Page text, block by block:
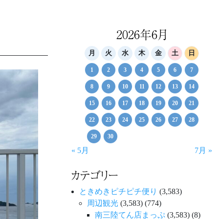
2026年6月
月 火 水 木 金 土 日
1 2 3 4 5 6 7
8 9 10 11 12 13 14
15 16 17 18 19 20 21
22 23 24 25 26 27 28
29 30
« 5月 7月 »
カテゴリー
ときめきピチピチ便り (3,583)
周辺観光 (3,583) (774)
南三陸てん店まっぷ (3,583) (8)